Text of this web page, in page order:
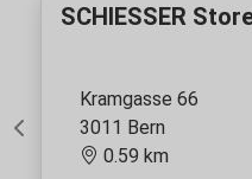
Previous
SCHIESSER
Kramgasse 66
3011 Bern
0.59 km